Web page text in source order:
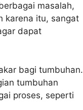
masalah,
karena itu, sangat
dapat
bagi tumbuhan.
tumbuhan
proses, seperti